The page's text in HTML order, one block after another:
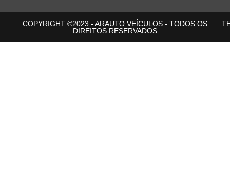
COPYRIGHT ©2023 - ARAUTO VEÍCULOS - TODOS OS
DIREITOS RESERVADOS